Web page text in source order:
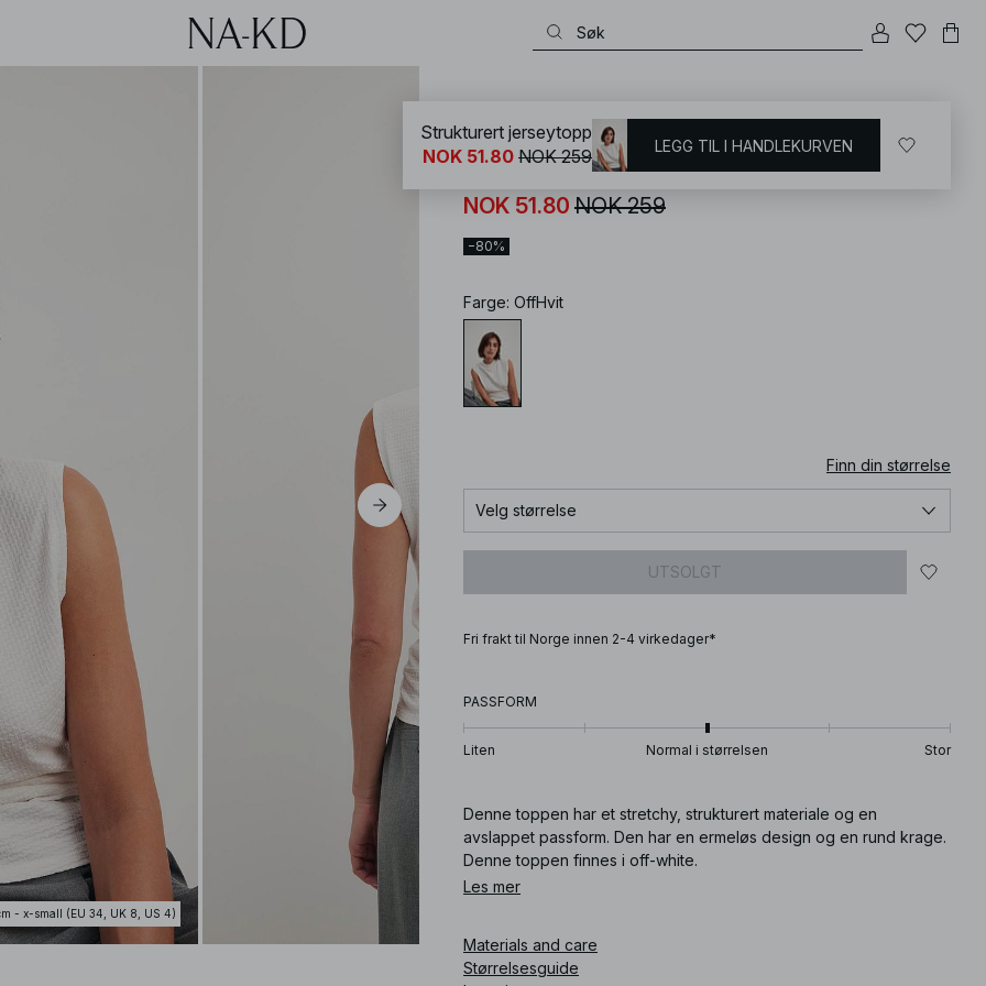
- x-small (EU 34, UK 8, US 4)
Strukturert jerseytopp
NOK 51.80 NOK 259
−80%
Farge: OffHvit
Finn din størrelse
Velg størrelse
UTSOLGT
Fri frakt til Norge innen 2-4 virkedager*
PASSFORM
Liten Normal i størrelsen Stor
Denne toppen har et stretchy, strukturert materiale og en
avslappet passform. Den har en ermeløs design og en rund krage.
Denne toppen finnes i off-white.
Les mer
Materials and care
Størrelsesguide
Strukturert jerseytopp
NOK 51.80 NOK 259 LEGG TIL I HANDLEKURVEN